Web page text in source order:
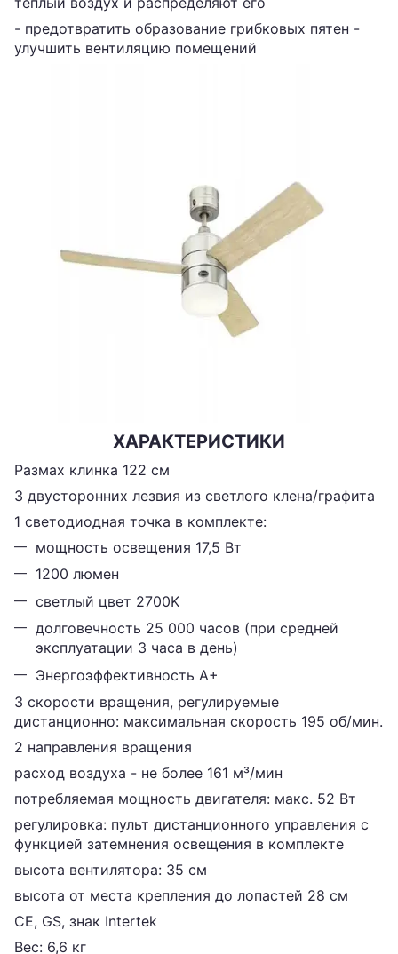
- предотвратить образование грибковых пятен -
улучшить вентиляцию помещений
ХАРАКТЕРИСТИКИ
Размах клинка 122 см
3 двусторонних лезвия из светлого клена/графита
1 светодиодная точка в комплекте:
мощность освещения 17,5 Вт
1200 люмен
светлый цвет 2700K
долговечность 25 000 часов (при средней
эксплуатации 3 часа в день)
Энергоэффективность А+
3 скорости вращения, регулируемые
дистанционно: максимальная скорость 195 об/мин.
2 направления вращения
расход воздуха - не более 161 м³/мин
потребляемая мощность двигателя: макс. 52 Вт
регулировка: пульт дистанционного управления с
функцией затемнения освещения в комплекте
высота вентилятора: 35 см
высота от места крепления до лопастей 28 см
CE, GS, знак Intertek
Вес: 6,6 кг